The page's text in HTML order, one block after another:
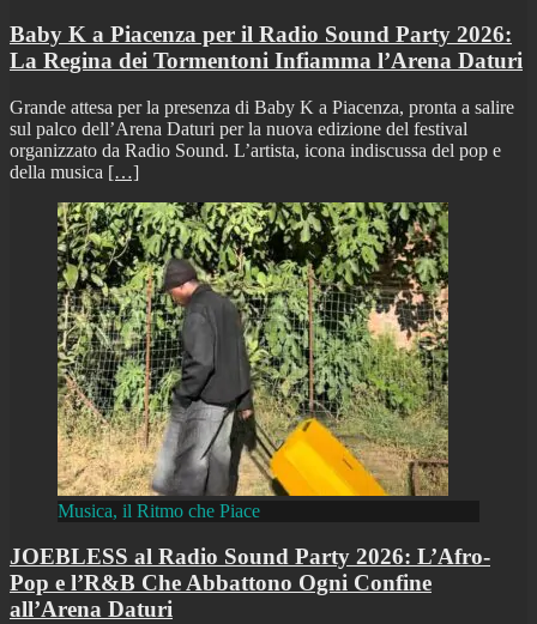
Baby K a Piacenza per il Radio Sound Party 2026:
La Regina dei Tormentoni Infiamma l’Arena Daturi
Grande attesa per la presenza di Baby K a Piacenza, pronta a salire
sul palco dell’Arena Daturi per la nuova edizione del festival
organizzato da Radio Sound. L’artista, icona indiscussa del pop e
della musica […]
Musica, il Ritmo che Piace
JOEBLESS al Radio Sound Party 2026: L’Afro-
Pop e l’R&B Che Abbattono Ogni Confine
all’Arena Daturi